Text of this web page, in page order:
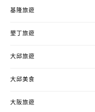
基隆旅遊
墾丁旅遊
大邱旅遊
大邱美食
大阪旅遊